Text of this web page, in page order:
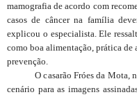
mamografia de acordo com
casos de câncer na família
explicou o especialista. Ele
como boa alimentação, prática
prevenção.
O casarão Fróes da Mota, no
cenário para as imagens